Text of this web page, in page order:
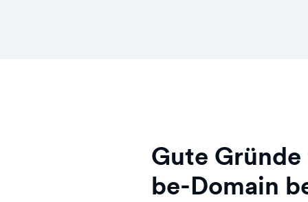
Gute
be-Domain